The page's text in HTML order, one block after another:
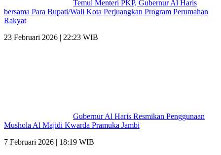
Temui Menteri PKP, Gubernur Al Haris
bersama Para Bupati/Wali Kota Perjuangkan Program Perumahan
Rakyat
23 Februari 2026 | 22:23 WIB
Gubernur Al Haris Resmikan Penggunaan
Mushola Al Majidi Kwarda Pramuka Jambi
7 Februari 2026 | 18:19 WIB